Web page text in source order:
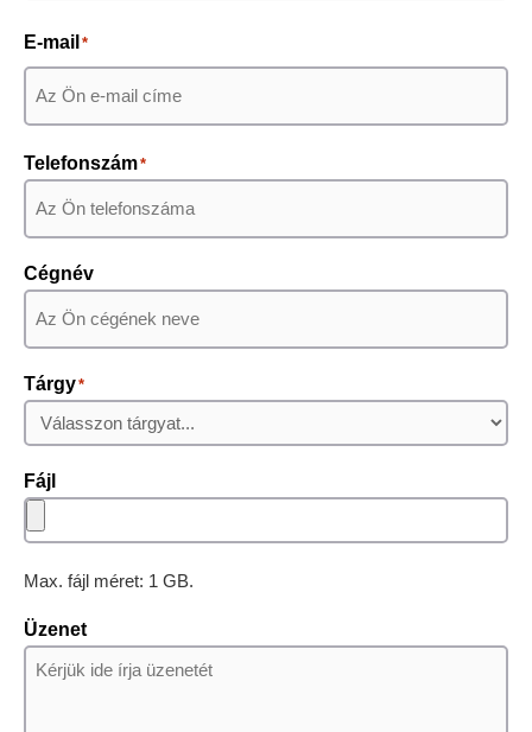
E-mail *
Telefonszám*
Cégnév
Tárgy*
Fájl
Max. fájl méret: 1 GB.
Üzenet